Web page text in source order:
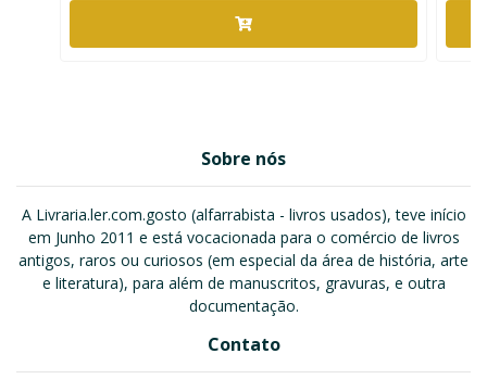
Sobre nós
A Livraria.ler.com.gosto (alfarrabista - livros usados), teve início
em Junho 2011 e está vocacionada para o comércio de livros
antigos, raros ou curiosos (em especial da área de história, arte
e literatura), para além de manuscritos, gravuras, e outra
documentação.
Contato